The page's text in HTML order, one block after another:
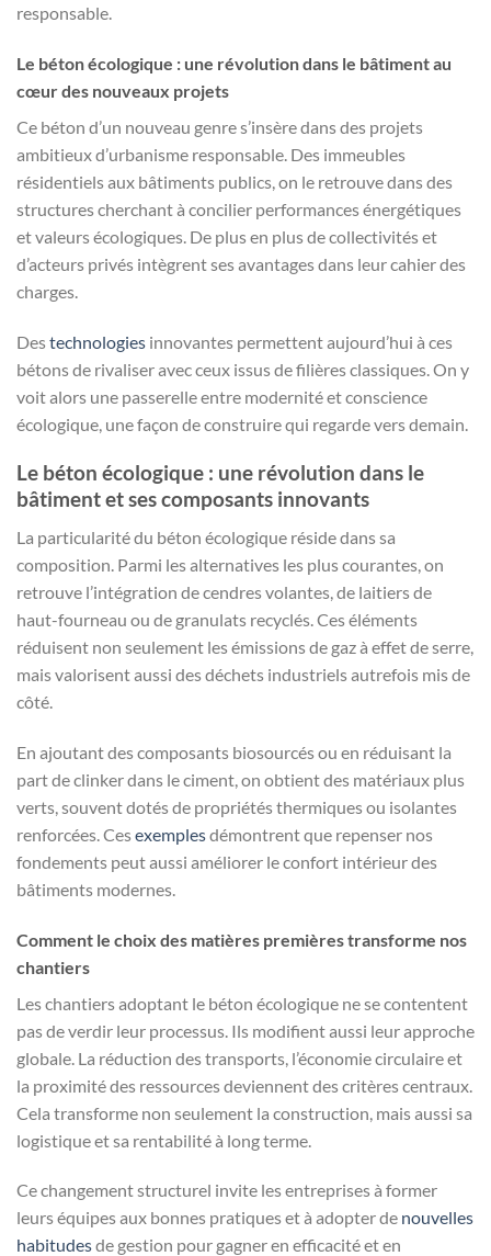
responsable.
Le béton écologique : une révolution dans le bâtiment au
cœur des nouveaux projets
Ce béton d’un nouveau genre s’insère dans des projets
ambitieux d’urbanisme responsable. Des immeubles
résidentiels aux bâtiments publics, on le retrouve dans des
structures cherchant à concilier performances énergétiques
et valeurs écologiques. De plus en plus de collectivités et
d’acteurs privés intègrent ses avantages dans leur cahier des
charges.
Destechnologies innovantes permettent aujourd’hui à ces
bétons de rivaliser avec ceux issus de filières classiques. On y
voit alors une passerelle entre modernité et conscience
écologique, une façon de construire qui regarde vers demain.
Le béton écologique : une révolution dans le
bâtiment et ses composants innovants
La particularité du béton écologique réside dans sa
composition. Parmi les alternatives les plus courantes, on
retrouve l’intégration de cendres volantes, de laitiers de
haut-fourneau ou de granulats recyclés. Ces éléments
réduisent non seulement les émissions de gaz à effet de serre,
mais valorisent aussi des déchets industriels autrefois mis de
côté.
En ajoutant des composants biosourcés ou en réduisant la
part de clinker dans le ciment, on obtient des matériaux plus
verts, souvent dotés de propriétés thermiques ou isolantes
renforcées. Cesexemplesdémontrent que repenser nos
fondements peut aussi améliorer le confort intérieur des
bâtiments modernes.
Comment le choix des matières premières transforme nos
chantiers
Les chantiers adoptant le béton écologique ne se contentent
pas de verdir leur processus. Ils modifient aussi leur approche
globale. La réduction des transports, l’économie circulaire et
la proximité des ressources deviennent des critères centraux.
Cela transforme non seulement la construction, mais aussi sa
logistique et sa rentabilité à long terme.
Ce changement structurel invite les entreprises à former
leurs équipes aux bonnes pratiques et à adopter de nouvelles
habitudesde gestion pour gagner en efficacité et en